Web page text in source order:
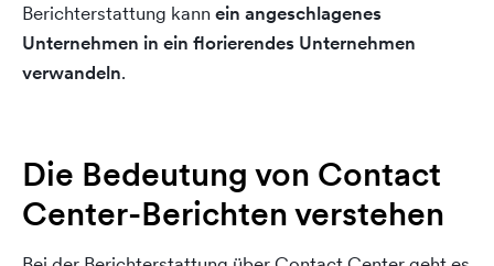
Berichterstattung kannein angeschlagenes
Unternehmen in ein florierendes Unternehmen
verwandeln.
Die Bedeutung von Contact
Center-Berichten verstehen